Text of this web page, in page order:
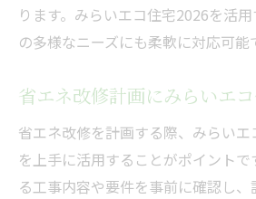
ります。みらいエコ住宅2026を活
の多様なニーズにも柔軟に対応可能
省エネ改修計画にみらいエ
省エネ改修を計画する際、みらい
を上手に活用することがポイントで
る工事内容や要件を事前に確認し